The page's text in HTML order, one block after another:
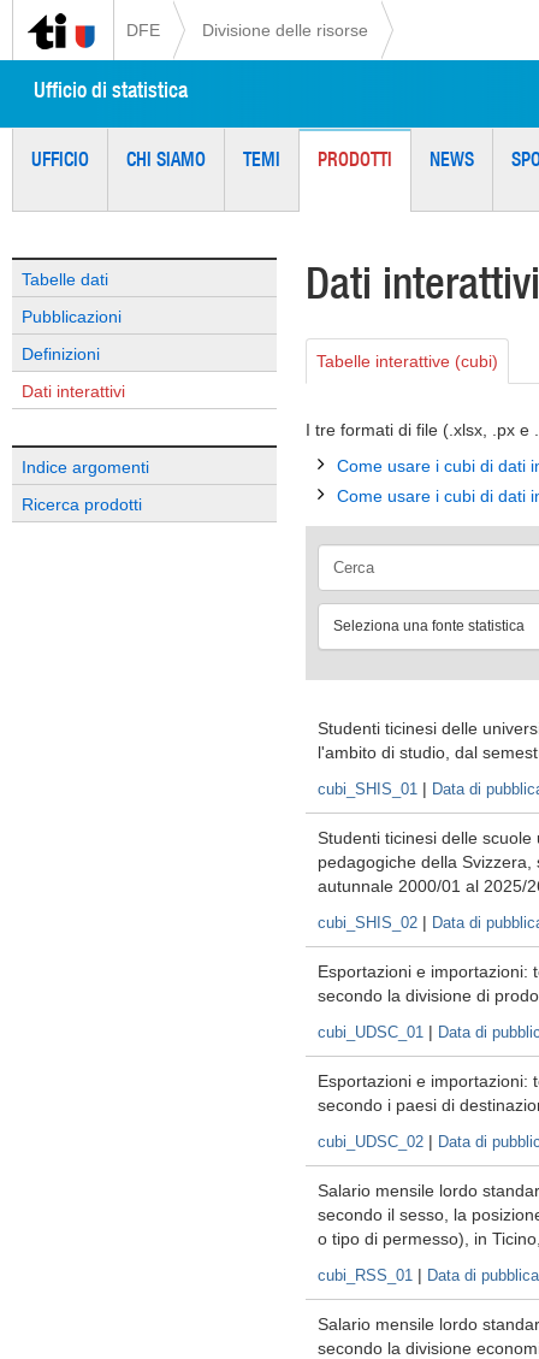
DFE Divisione delle risorse
Ufficio di statistica
UFFICIO CHI SIAMO TEMI PRODOTTI NEWS
Tabelle dati
Pubblicazioni
Definizioni
Dati interattivi
Indice argomenti
Ricerca prodotti
Dati interattivi
Tabelle interattive (cubi)
I tre formati di file (.xlsx, .px e
Come usare i cubi di dati
Come usare i cubi di dati
Seleziona una fonte statistica
Studenti ticinesi delle
l'ambito di studio, dal
cubi_SHIS_01 | Data di
Studenti ticinesi delle
pedagogiche della
autunnale 2000/01 al 2025/
cubi_SHIS_02 | Data di
Esportazioni e importazioni:
secondo la divisione di
cubi_UDSC_01 | Data di
Esportazioni e importazioni:
secondo i paesi di
cubi_UDSC_02 | Data di
Salario mensile lordo
secondo il sesso, la
o tipo di permesso), in
cubi_RSS_01 | Data di
Salario mensile lordo
secondo la divisione